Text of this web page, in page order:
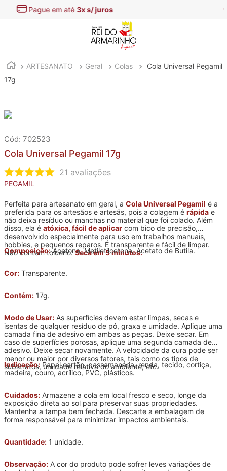
Encontre aqui as
ARTESANATO Geral Colas
Cola Universal Pegamil
17g
: 702523
Cola Universal Pegamil 17g
21 avaliações
PEGAMIL
Perfeita para artesanato em geral, a Cola Universal Pegamil é a
preferida para os artesãos e artesãs, pois a colagem é rápida e
não deixa resíduo ou manchas no material que foi colado. Além
disso, ela é atóxica, fácil de aplicar com bico de precisão,
desenvolvido especialmente para uso em trabalhos manuais,
hobbies, e pequenos reparos. É transparente e fácil de limpar.
Não contém tolueno.Seca em 5 minutos.
Composição:Acetona, Metiletilcetona, Acetato de Butila.
Cor: Transparente.
Contém: 17g.
Modo de Usar: As superfícies devem estar limpas, secas e
isentas de qualquer resíduo de pó, graxa e umidade. Aplique uma
camada fina de adesivo em ambas as peças. Deixe secar. Em
caso de superfícies porosas, aplique uma segunda camada de
adesivo. Deixe secar novamente. A velocidade da cura pode ser
menor ou maior por diversos fatores, tais como os tipos de
substratos, umidade relativa do ambiente, etc.
Indicação: Papel cartão, passamanaria, renda, tecido, cortiça,
madeira, couro, acrílico, PVC, plásticos.
Cuidados: Armazene a cola em local fresco e seco, longe da
exposição direta ao sol para preservar suas propriedades.
Mantenha a tampa bem fechada. Descarte a embalagem de
forma responsável para minimizar impactos ambientais.
Quantidade: 1 unidade.
Observação: A cor do produto pode sofrer leves variações de